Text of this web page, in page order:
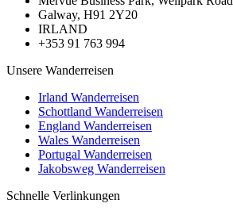
Galway, H91 2Y20
IRLAND
+353 91 763 994
Unsere Wanderreisen
Irland Wanderreisen
Schottland Wanderreisen
England Wanderreisen
Wales Wanderreisen
Portugal Wanderreisen
Jakobsweg Wanderreisen
Schnelle Verlinkungen